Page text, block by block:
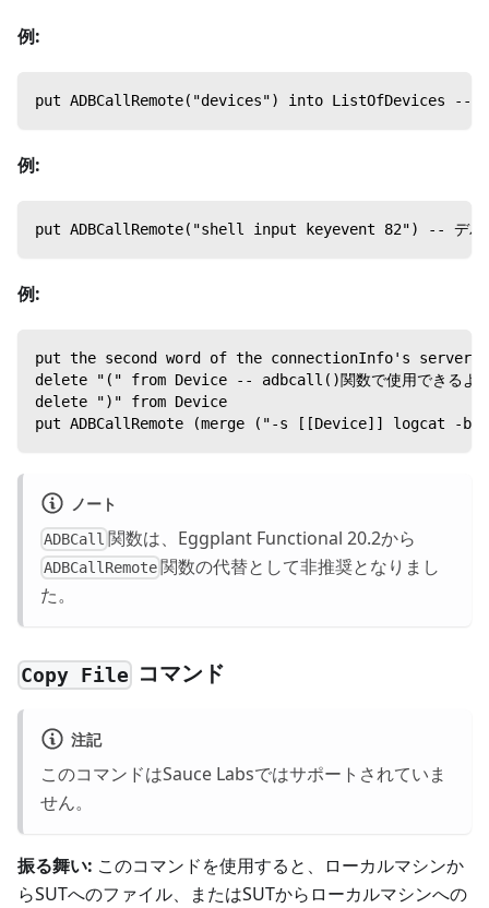
例:
put ADBCallRemote("devices") into ListOfDevices -- adb
例:
put ADBCallRemote("shell input keyevent 82") -- デバイ
例:
put the second word of the connectionInfo's serverID
delete "(" from Device -- adbcall()関数で使用できるように
delete ")" from Device
put ADBCallRemote (merge ("-s [[Device]] logcat -b
ノート
ADBCall 関数は、Eggplant Functional 20.2から
ADBCallRemote 関数の代替として非推奨となりまし
た。
Copy File コマンド
注記
このコマンドはSauce Labsではサポートされていま
せん。
振る舞い: このコマンドを使用すると、ローカルマシンか
らSUTへのファイル、またはSUTからローカルマシンへの